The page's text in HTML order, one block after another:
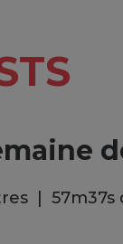
57m37s